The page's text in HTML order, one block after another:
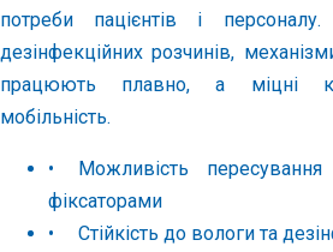
потреби пацієнтів і
дезінфекційних розчинів,
працюють плавно, а міцні
мобільність.
•
Можливість
фіксаторами
•
Стійкість до вологи та